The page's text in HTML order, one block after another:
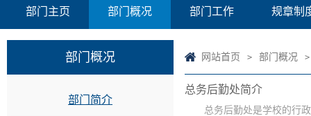
部门主页 部门概况 部门工作 规章制
部门概况
部门简介
网站首页 > 部门概况 >
总务后勤处简介
总务后勤处是学校的行